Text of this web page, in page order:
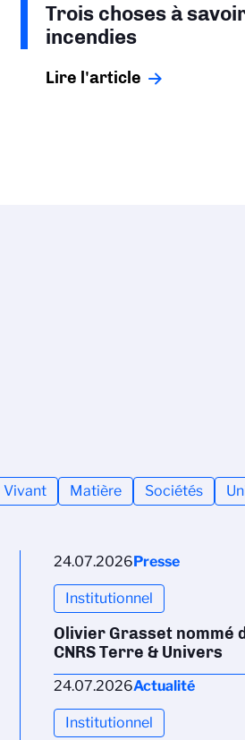
Trois choses à
incendies
Lire l'article
Vivant Matière Sociétés
24.07.2026Presse
Institutionnel
Olivier Grasset nommé
CNRS Terre & Univers
24.07.2026Actualité
Institutionnel